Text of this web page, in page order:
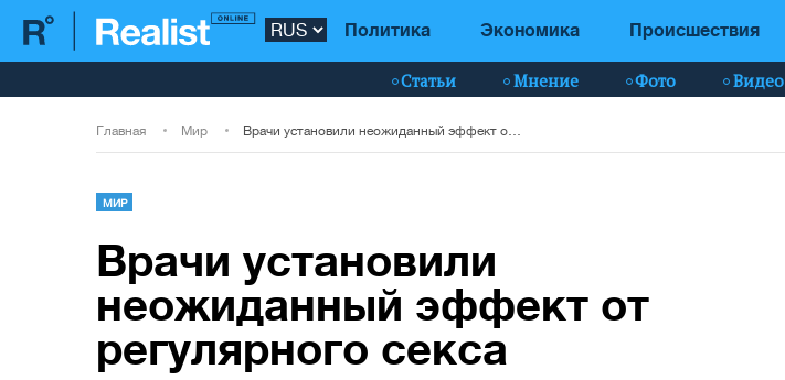
Политика Экономика Происшествия
Статьи Мнение Фото Видео
Главная Мир
МИР
Врачи установили
неожиданный эффект от
регулярного секса